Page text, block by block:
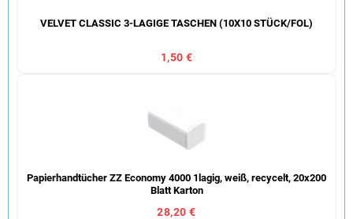
VELVET CLASSIC 3-LAGIGE TASCHEN (10X10 STÜCK/FOL)
1,50 €
Papierhandtücher ZZ Economy 4000 1lagig, weiß, recycelt, 20x200
Blatt Karton
28,20 €